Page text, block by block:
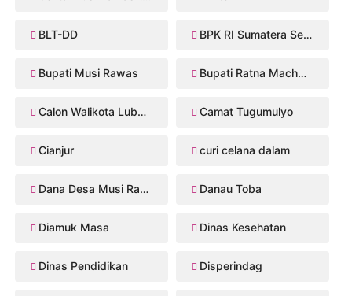
BLT-DD BPK RI Sumatera Selatan
Bupati Musi Rawas Bupati Ratna Machmud
Calon Walikota Lubuklinggau Camat Tugumulyo
Cianjur curi celana dalam
Dana Desa Musi Rawas Danau Toba
Diamuk Masa Dinas Kesehatan
Dinas Pendidikan Disperindag